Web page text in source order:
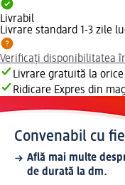
Livrabil
Livrare standard 1-3 zile
Verificați disponibilitatea
Livrare gratuită la
Ridicare Expres din
Convenabil cu
Află mai multe
de durată la dm.